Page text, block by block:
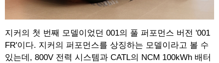
지커의 첫 번째 모델이었던 001의 풀 퍼포먼스 버전 '001
FR'이다. 지커의 퍼포먼스를 상징하는 모델이라고 볼 수
있는데, 800V 전력 시스템과 CATL의 NCM 100kWh 배터